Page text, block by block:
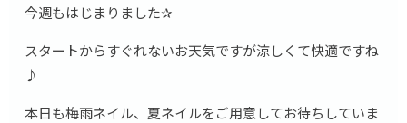
今週もはじまりました✰
スタートからすぐれないお天気ですが涼しくて快適ですね
♪
本日も梅雨ネイル、夏ネイルをご用意してお待ちしていま